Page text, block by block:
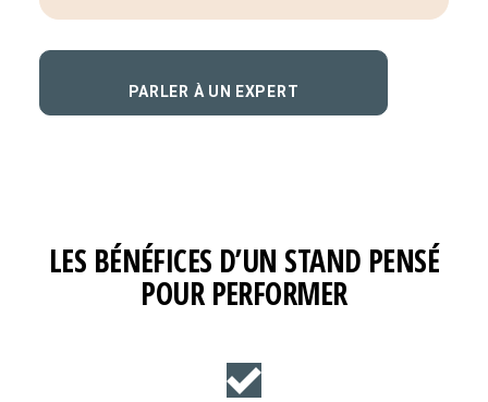
PARLER À UN EXPERT
LES BÉNÉFICES D’UN STAND PENSÉ
POUR PERFORMER